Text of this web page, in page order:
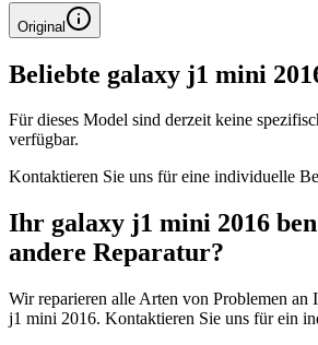
Original
Beliebte galaxy j1 mini
Für dieses Model sind derzeit keine
verfügbar.
Kontaktieren Sie uns für eine individuelle
Ihr galaxy j1 mini 2016
andere Reparatur?
Wir reparieren alle Arten von Problemen an
j1 mini 2016. Kontaktieren Sie uns für ein